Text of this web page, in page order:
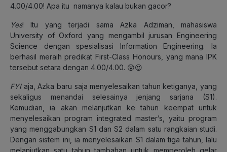
4.00/4.00! Apa itu namanya kalau bukan gacor?
Yes! Itu yang terjadi sama Azka Adziman, mahasiswa
University of Oxford yang mengambil jurusan Engineering
Science dengan spesialisasi Information Engineering. Ia
berhasil meraih predikat First-Class Honours, yang mana IPK
tersebut setara dengan 4.00/4.00. 😲😍
FYI aja, Azka baru saja menyelesaikan tahun ketiganya, yang
sekaligus menandai selesainya jenjang sarjana (S1).
Kemudian, ia akan melanjutkan ke tahun keempat untuk
menyelesaikan program integrated master’s, yaitu program
yang menggabungkan S1 dan S2 dalam satu rangkaian studi.
Dengan sistem ini, ia menyelesaikan S1 dalam tiga tahun, lalu
melanjutkan satu tahun tambahan untuk memperoleh gelar